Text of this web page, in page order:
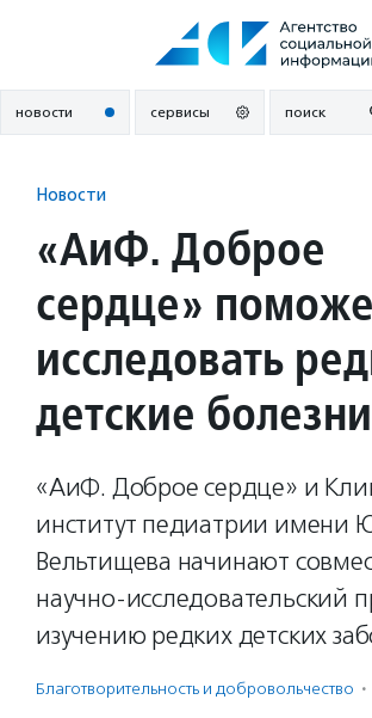
новости сервисы поиск
Новости
«АиФ. Доброе
сердце»
исследовать
детские болезни
«АиФ. Доброе сердце» и
институт педиатрии имени
Вельтищева начинают
научно-исследовательский
изучению редких детских
Благотвори­тель­ность и доброволь­чест­во ·